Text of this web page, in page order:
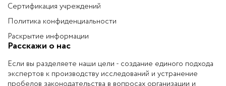
Сертификация учреждений
Политика конфиденциальности
Раскрытие информации
Расскажи о нас
Если вы разделяете наши цели - создание единого подхода
экспертов к производству исследований и устранение